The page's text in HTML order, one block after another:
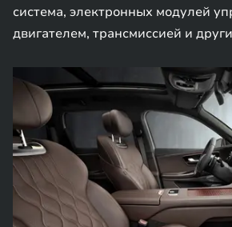
система, электронных модулей
двигателем, трансмиссией и